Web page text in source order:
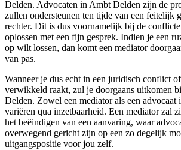
Delden. Advocaten in Ambt Delden zijn de
zullen ondersteunen ten tijde van een feitelijk
rechter. Dit is dus voornamelijk bij de
oplossen met een fijn gesprek. Indien je een
op wilt lossen, dan komt een mediator
van pas.
Wanneer je dus echt in een juridisch conflict
verwikkeld raakt, zul je doorgaans uitkomen
Delden. Zowel een mediator als een advocaat
variëren qua inzetbaarheid. Een mediator zal
het beëindigen van een aanvaring, waar
overwegend gericht zijn op een zo degelijk
uitgangspositie voor jou zelf.